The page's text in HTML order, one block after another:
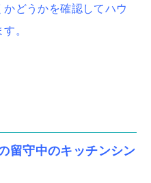
どうかを確認してハウ
。
留守中のキッチンシン